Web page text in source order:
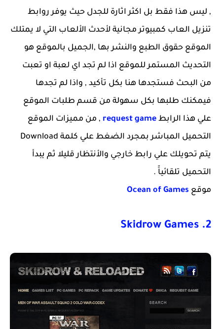
, ليس هذا فقط بل اكثر اثارة للجدل حيث يوفر روابط
تنزيل العاب كمبيوتر مجانية لأحدث الألعاب التي لا يمتلك
الموقع حقوق الطبع والنشر بها ,الجميل بالموقع هو
التحديث المستمر للموقع اذا لم تجد اي لعبة او تعبت
من البحث فستجدها هنا بكل تأكيد , واذا لم تجدها
فيمكنك طلبها بكل سهولة من قسم طلبات الموقع
علي هذا الرابط request game , من مميزات الموقع
التحميل المباشر بمجرد الضغط علي كلمة Download
يتم تحويلك علي رابط خارجي والأنتظار قليلا ثم يبدأ
التحميل تلقائياََ .
موقع Ocean of Games
2. Skidrow Games